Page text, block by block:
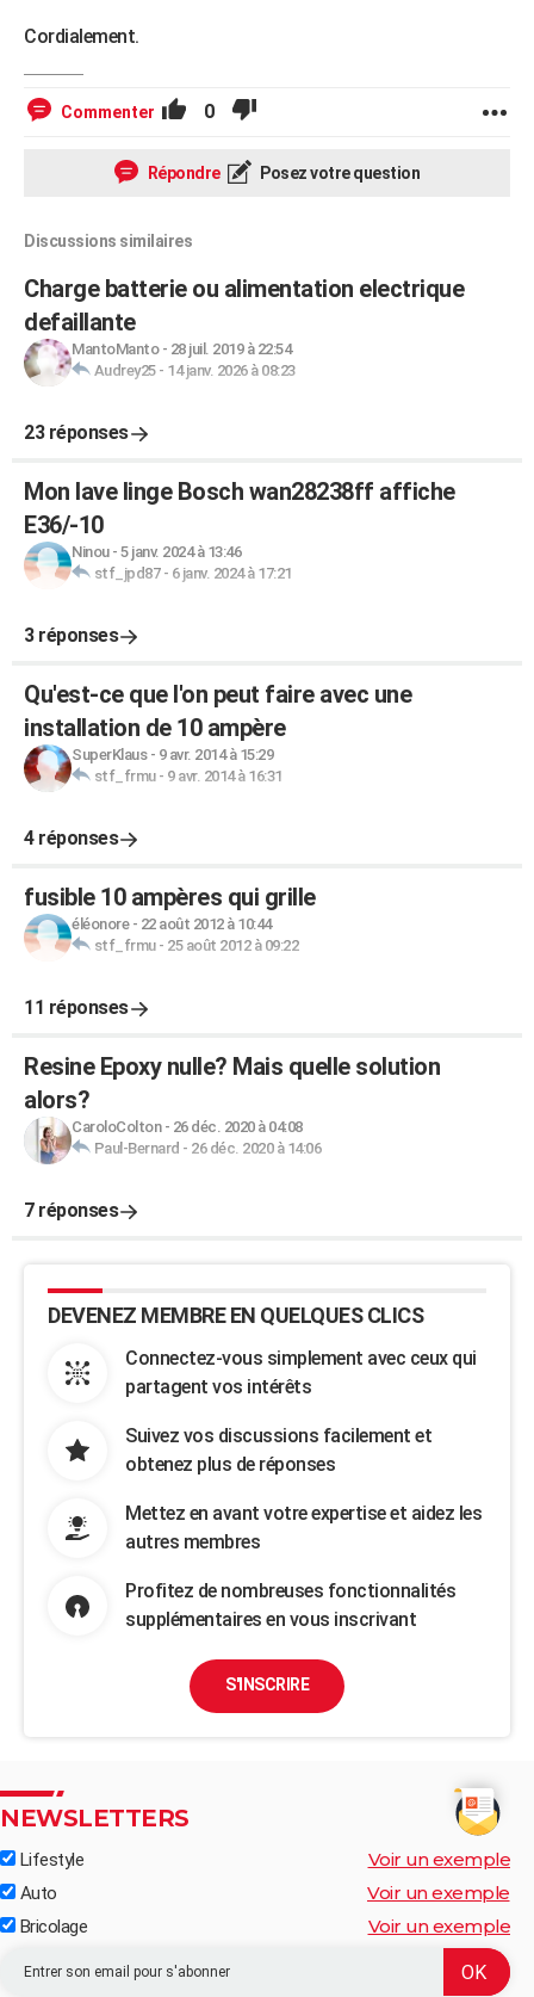
Cordialement.
Commenter 0
Répondre Posez votre question
Discussions similaires
Charge batterie ou alimentation electrique
defaillante
MantoManto- 28 juil. 2019 à 22:54
Audrey25- 14 janv. 2026 à 08:23
23 réponses
Mon lave linge Bosch wan28238ff affiche
E36/-10
Ninou- 5 janv. 2024 à 13:46
stf_jpd87- 6 janv. 2024 à 17:21
3 réponses
Qu'est-ce que l'on peut faire avec une
installation de 10 ampère
SuperKlaus- 9 avr. 2014 à 15:29
stf_frmu- 9 avr. 2014 à 16:31
4 réponses
fusible 10 ampères qui grille
éléonore- 22 août 2012 à 10:44
stf_frmu- 25 août 2012 à 09:22
11 réponses
Resine Epoxy nulle? Mais quelle solution
alors?
CaroloColton- 26 déc. 2020 à 04:08
Paul-Bernard - 26 déc. 2020 à 14:06
7 réponses
DEVENEZ MEMBRE EN QUELQUES CLICS
Connectez-vous simplement avec ceux qui
partagent vos intérêts
Suivez vos discussions facilement et
obtenez plus de réponses
Mettez en avant votre expertise et aidez les
autres membres
Profitez de nombreuses fonctionnalités
supplémentaires en vous inscrivant
S'INSCRIRE
NEWSLETTERS
Lifestyle Voir un exemple
Auto Voir un exemple
Bricolage Voir un exemple